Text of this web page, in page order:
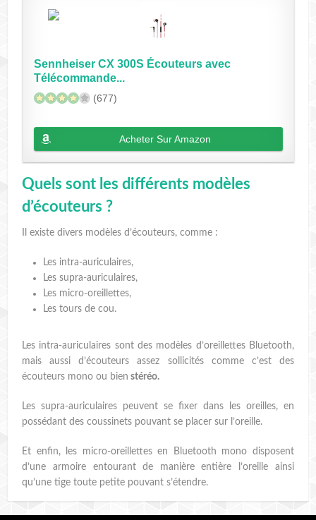
Sennheiser CX 300S Écouteurs avec
Télécommande...
(677)
Acheter Sur Amazon
Quels sont les différents modèles
d’écouteurs ?
Il existe divers modèles d’écouteurs, comme :
Les intra-auriculaires,
Les supra-auriculaires,
Les micro-oreillettes,
Les tours de cou.
Les intra-auriculaires sont des modèles d’oreillettes Bluetooth,
mais aussi d’écouteurs assez sollicités comme c’est des
écouteurs mono ou bien stéréo.
Les supra-auriculaires peuvent se fixer dans les oreilles, en
possédant des coussinets pouvant se placer sur l’oreille.
Et enfin, les micro-oreillettes en Bluetooth mono disposent
d’une armoire entourant de manière entière l’oreille ainsi
qu’une tige toute petite pouvant s’étendre.